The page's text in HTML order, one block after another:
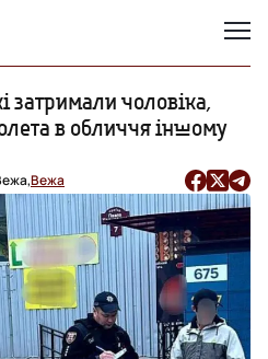
затримали чоловіка,
в обличчя іншому
Вежа